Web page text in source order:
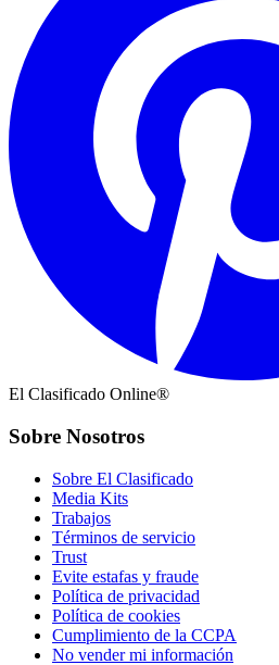
El Clasificado Online®
Sobre Nosotros
Sobre El Clasificado
Media Kits
Trabajos
Términos de servicio
Trust
Evite estafas y fraude
Política de privacidad
Política de cookies
Cumplimiento de la CCPA
No vender mi información